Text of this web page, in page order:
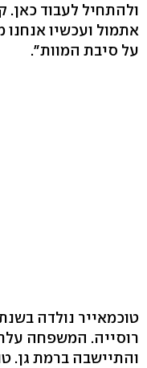
ולהתחיל לעבוד כאן.
אתמול ועכשיו
על סיבת המוות".
רוסייה. המשפחה
והתיישבה ברמת גן.